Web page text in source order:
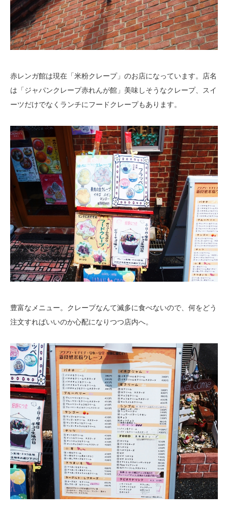
赤レンガ館は現在「米粉クレープ」のお店になっています。店名
は「ジャパンクレープ赤れんが館」美味しそうなクレープ、スイ
ーツだけでなくランチにフードクレープもあります。
豊富なメニュー。クレープなんて滅多に食べないので、何をどう
注文すればいいのか心配になりつつ店内へ。